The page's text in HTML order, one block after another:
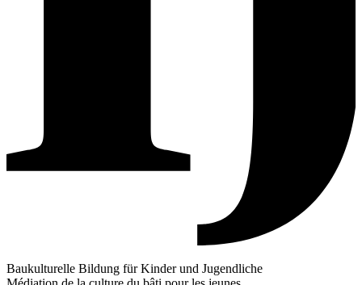
Baukulturelle Bildung für Kinder und Jugendliche